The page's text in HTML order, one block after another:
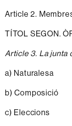
Article 2.
TÍTOL SEGON.
Article 3. La junta
a) Naturalesa
b) Composició
c) Eleccions